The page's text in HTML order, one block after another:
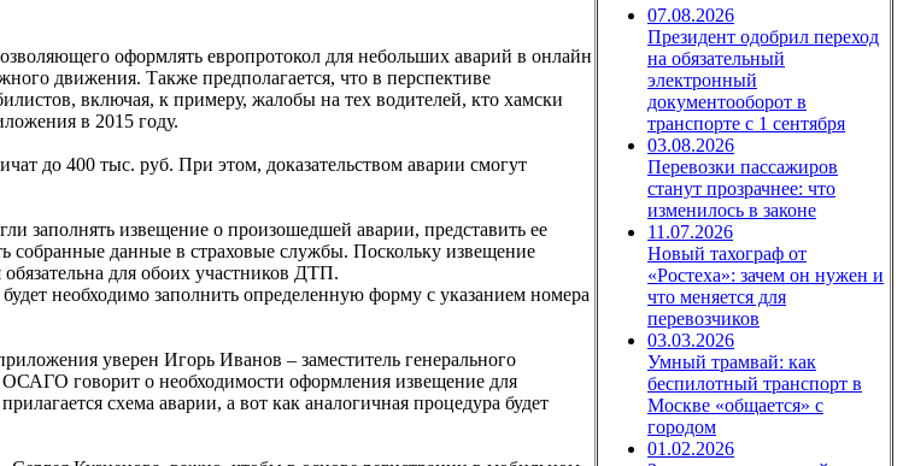
оформлять европротокол для небольших аварий в онлайн
движения. Также предполагается, что в перспективе
включая, к примеру, жалобы на тех водителей, кто хамски
в 2015 году.
до 400 тыс. руб. При этом, доказательством аварии смогут
заполнять извещение о произошедшей аварии, представить ее
собранные данные в страховые службы. Поскольку извещение
для обоих участников ДТП.
необходимо заполнить определенную форму с указанием номера
уверен Игорь Иванов – заместитель генерального
ОСАГО говорит о необходимости оформления извещение для
схема аварии, а вот как аналогичная процедура будет
07.08.2026
Президент одобрил переход
на обязательный
электронный
документооборот в
транспорте с 1 сентября
03.08.2026
Перевозки пассажиров
станут прозрачнее: что
изменилось в законе
11.07.2026
Новый тахограф от
«Ростеха»: зачем он нужен и
что меняется для
перевозчиков
03.03.2026
Умный трамвай: как
беспилотный транспорт в
Москве «общается» с
городом
01.02.2026